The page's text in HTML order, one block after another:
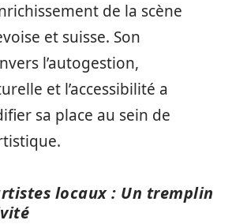
de la scène
et suisse. Son
l’autogestion,
et l’accessibilité a
sa place au sein de
locaux : Un tremplin